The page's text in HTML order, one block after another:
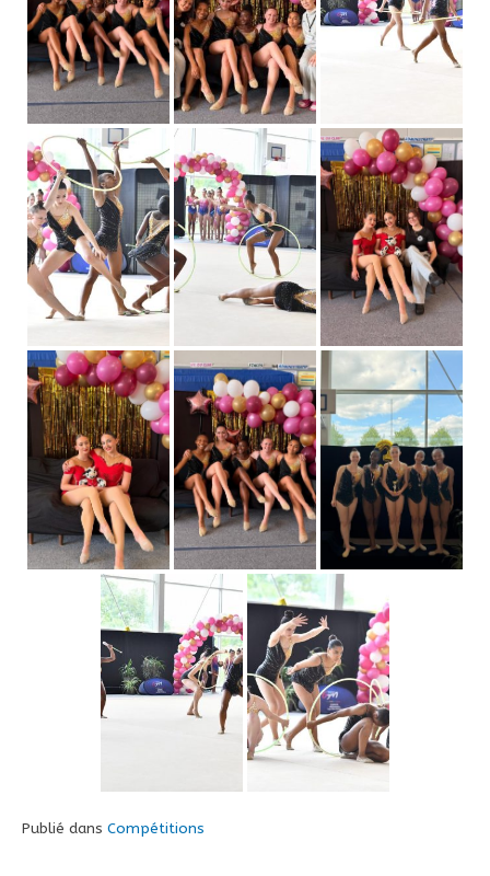
Publié dans Compétitions